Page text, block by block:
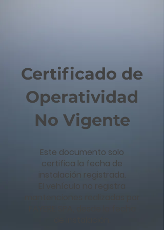
Certificado de
Operatividad
No Vigente
Este documento solo
certifica la fecha de
instalación registrada.
El vehículo no registra